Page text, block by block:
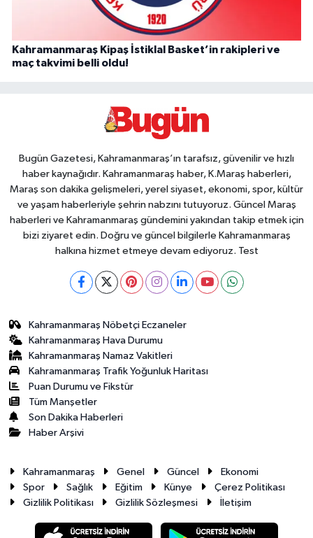
Kahramanmaraş Kipaş İstiklal Basket’in rakipleri ve
maç takvimi belli oldu!
Bugün Gazetesi, Kahramanmaraş’ın tarafsız, güvenilir ve hızlı
haber kaynağıdır. Kahramanmaraş haber, K.Maraş haberleri,
Maraş son dakika gelişmeleri, yerel siyaset, ekonomi, spor, kültür
ve yaşam haberleriyle şehrin nabzını tutuyoruz. Güncel Maraş
haberleri ve Kahramanmaraş gündemini yakından takip etmek için
bizi ziyaret edin. Doğru ve güncel bilgilerle Kahramanmaraş
halkına hizmet etmeye devam ediyoruz. Test
Kahramanmaraş Nöbetçi Eczaneler
Kahramanmaraş Hava Durumu
Kahramanmaraş Namaz Vakitleri
Kahramanmaraş Trafik Yoğunluk Haritası
Puan Durumu ve Fikstür
Tüm Manşetler
Son Dakika Haberleri
Haber Arşivi
Kahramanmaraş Genel Güncel
Ekonomi
Spor
Sağlık Eğitim Künye
Çerez Politikası
Gizlilik Politikası
Gizlilik Sözleşmesi İletişim